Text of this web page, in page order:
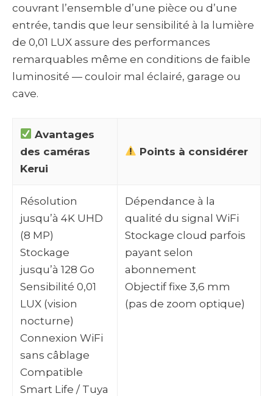
couvrant l’ensemble d’une pièce ou d’une
entrée, tandis que leur sensibilité à la lumière
de 0,01 LUX assure des performances
remarquables même en conditions de faible
luminosité — couloir mal éclairé, garage ou
cave.
Avantages
des caméras
Kerui
Points à considérer
Résolution
jusqu’à 4K UHD
(8 MP)
Stockage
jusqu’à 128 Go
Sensibilité 0,01
LUX (vision
nocturne)
Connexion WiFi
sans câblage
Compatible
Smart Life / Tuya
Dépendance à la
qualité du signal WiFi
Stockage cloud parfois
payant selon
abonnement
Objectif fixe 3,6 mm
(pas de zoom optique)